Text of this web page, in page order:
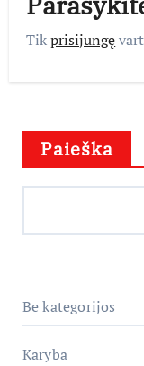
Tikprisijungę
Paieška
Be kategorijos
Karyba